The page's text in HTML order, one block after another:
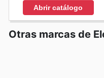
Abrir catálogo
Otras marcas de